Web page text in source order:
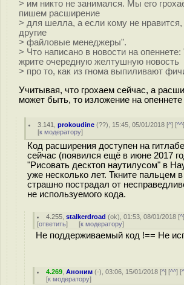
> им никто не занимался. Мы его
пишем расширение
> для шелла, а если кому не нравится,
другие
> файловые менеджеры".
> Что написано в новости на
жрите очередную желтушную новость
> про то, как из гнома выпиливают
Учитывая, что грохаем сейчас, а
может быть, то изложение на
3.141 ,prokoudine (??), 15:45, 05/01/2018 [^] [^^
[к модератору]
Код расширения доступен на
сейчас (появился ещё в июне 2017
"Рисовать десктоп наутилусом" в
уже несколько лет. Ткните пальцем
страшно пострадал от
не используемого кода.
4.255 ,stalkerdroad (ok), 01:53, 08/01/2018 [^
[ответить] [к модератору]
Не поддерживаемый код !== Не
4.269 ,Аноним (-), 03:06, 15/01/2018 [^] [^^] [
[к модератору]